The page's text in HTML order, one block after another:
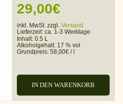
29,00€
inkl. MwSt. zzgl. Versand
Lieferzeit: ca. 1-3 Werktage
Inhalt: 0.5 L
Alkoholgehalt: 17 % vol
Grundpreis: 58,00€ /l
IN DEN WARENKORB